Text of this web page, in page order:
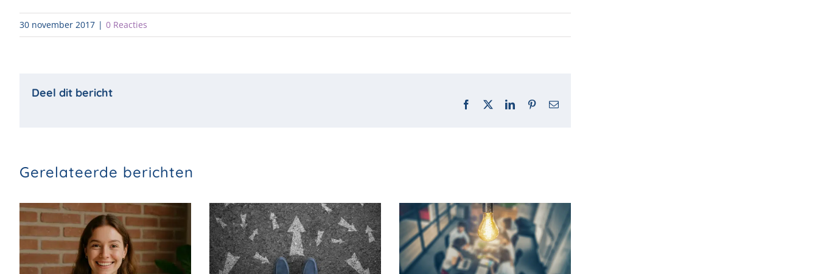
30 november 2017 | 0 Reacties
Facebook
X LinkedInPinterest
E-
Gerelateerde berichten